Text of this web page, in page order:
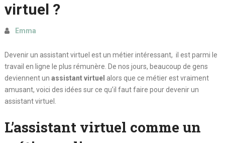
virtuel ?
Emma
Devenir un assistant virtuel est un métier intéressant, il est parmi le
travail en ligne le plus rémunère. De nos jours, beaucoup de gens
deviennent un assistant virtuel alors que ce métier est vraiment
amusant, voici des idées sur ce qu’il faut faire pour devenir un
assistant virtuel.
L’assistant virtuel comme un